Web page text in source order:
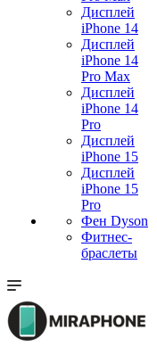
Дисплей
iPhone 14
Дисплей
iPhone 14
Pro Max
Дисплей
iPhone 14
Pro
Дисплей
iPhone 15
Дисплей
iPhone 15
Pro
Фен Dyson
Фитнес-
браслеты